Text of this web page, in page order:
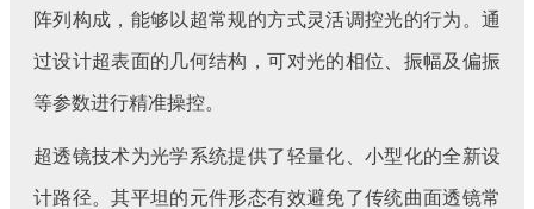
阵列构成，能够以超常规的方式灵活调控光的行为。通
过设计超表面的几何结构，可对光的相位、振幅及偏振
等参数进行精准操控。
超透镜技术为光学系统提供了轻量化、小型化的全新设
计路径。其平坦的元件形态有效避免了传统曲面透镜常